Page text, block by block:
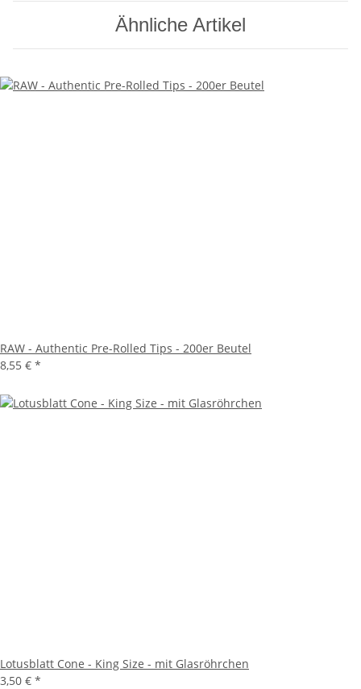
Ähnliche Artikel
RAW - Authentic Pre-Rolled Tips - 200er Beutel
8,55 € *
Lotusblatt Cone - King Size - mit Glasröhrchen
3,50 € *